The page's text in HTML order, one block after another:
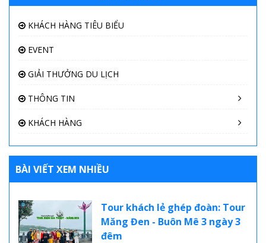
KHÁCH HÀNG TIÊU BIỂU
EVENT
GIẢI THƯỞNG DU LỊCH
THÔNG TIN
KHÁCH HÀNG
BÀI VIẾT XEM NHIỀU
Tour khách lẻ ghép đoàn: Tour
Măng Đen - Buôn Mê 3 ngày 3
đêm